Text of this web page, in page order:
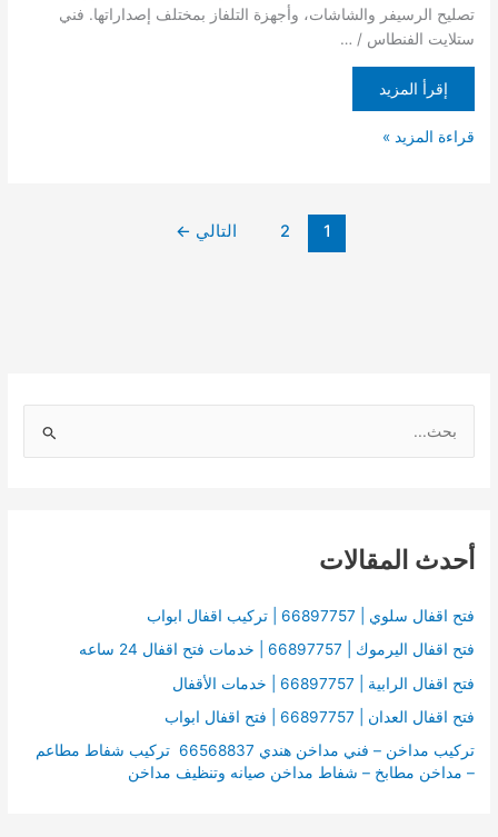
تصليح الرسيفر والشاشات، وأجهزة التلفاز بمختلف إصداراتها. فني
ستلايت الفنطاس / …
إقرأ المزيد
قراءة المزيد »
1
2 التالي ←
ث
ن
:
أحدث المقالات
فتح اقفال سلوي | 66897757 | تركيب اقفال ابواب
فتح اقفال اليرموك | 66897757 | خدمات فتح اقفال 24 ساعه
فتح اقفال الرابية | 66897757 | خدمات الأقفال
فتح اقفال العدان | 66897757 | فتح اقفال ابواب
تركيب مداخن – فني مداخن هندي 66568837 تركيب شفاط مطاعم
– مداخن مطابخ – شفاط مداخن صيانه وتنظيف مداخن